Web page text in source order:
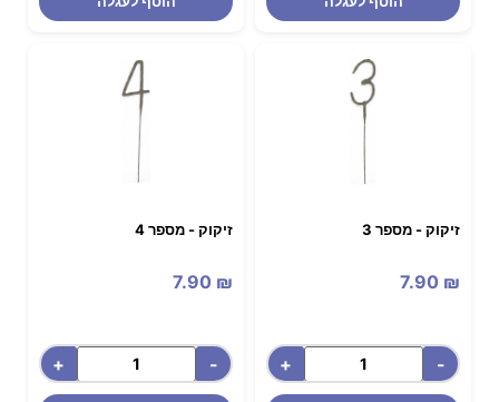
זיקוק - מספר 3
7.90 ₪
-
+
זיקוק - מספר 4
7.90 ₪
-
+